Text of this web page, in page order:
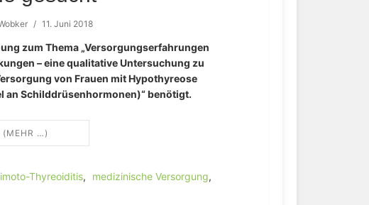
/ 11. Juni 2018
zum Thema „Versorgungserfahrungen
– eine qualitative Untersuchung zu
von Frauen mit Hypothyreose
Schilddrüsenhormonen)“ benötigt.
(MEHR …)
Thyreoiditis, medizinische Versorgung,